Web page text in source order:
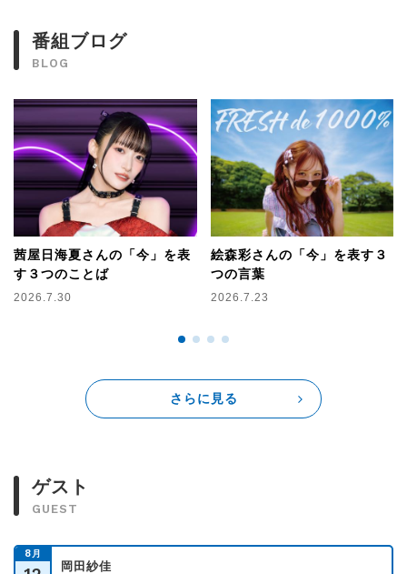
番組ブログ
BLOG
茜屋日海夏さんの「今」を表
す３つのことば
2026.7.30
絵森彩さんの「今」を表す３
つの言葉
2026.7.23
さらに見る
ゲスト
GUEST
8月
岡田紗佳